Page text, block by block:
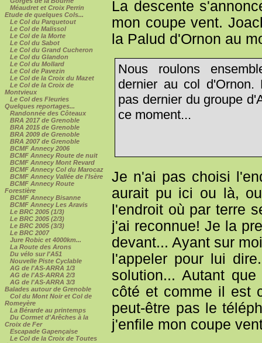
Méaudret et Croix Perrin
Etude de quelques Cols...
Le Col du Parquetout
Le Col de Malissol
Le Col de la Morte
Le Col du Sabot
Le Col du Grand Cucheron
Le Col du Glandon
Le Col du Mollard
Le Col de Pavezin
Le Col de la Croix du Mazet
Le Col de la Croix de
Montvieux
Le Col des Fleuries
Quelques reportages...
Randonnée des Côteaux
BRA 2017 de Grenoble
BRA 2015 de Grenoble
BRA 2009 de Grenoble
BRA 2007 de Grenoble
BCMF Annecy 2006
BCMF Annecy Route de nuit
BCMF Annecy Mont Revard
BCMF Annecy Col du Marocaz
BCMF Annecy Vallée de l'Isère
BCMF Annecy Route
Forestière
BCMF Annecy Bisanne
BCMF Annecy Les Aravis
Le BRC 2005 (1/3)
Le BRC 2005 (2/3)
Le BRC 2005 (3/3)
Le BRC 2007
Jure Robic et 4000km...
La Route des Arons
Du vélo sur l'A51
Nouvelle Piste Cyclable
AG de l'AS-ARRA 1/3
AG de l'AS-ARRA 2/3
AG de l'AS-ARRA 3/3
Balades autour de Grenoble
Col du Mont Noir et Col de
Romeyère
La Bérarde au printemps
Du Cormet d'Arêches à la
Croix de Fer
Escapade Gapençaise
Le Col de la Croix de Toutes
La descente
mon coupe vent.
la Palud d'Ornon au
Nous roulons
dernier au col d'Ornon.
pas dernier du groupe
ce moment...
Je n'ai pas choisi
aurait pu ici ou là,
l'endroit où par terre
j'ai reconnue! Je la
devant... Ayant sur
l'appeler pour lui
solution... Autant
côté et comme il est
peut-être pas le
j'enfile mon coupe